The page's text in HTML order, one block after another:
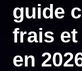
guide
frais
en